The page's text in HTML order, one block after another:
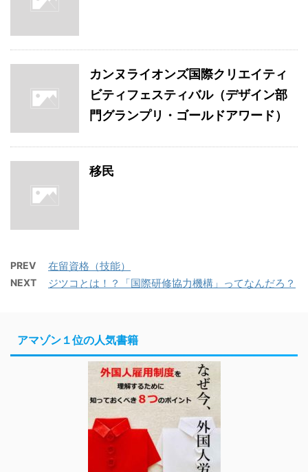
カンヌライオンズ国際クリエイティ
ビティフェスティバル（デザイン部
門グランプリ・ゴールドアワード）
移民
PREV 在留資格（技能）
NEXT ジツコとは！？「国際研修協力機構」ってなんだろ？
アマゾン１位の人気書籍